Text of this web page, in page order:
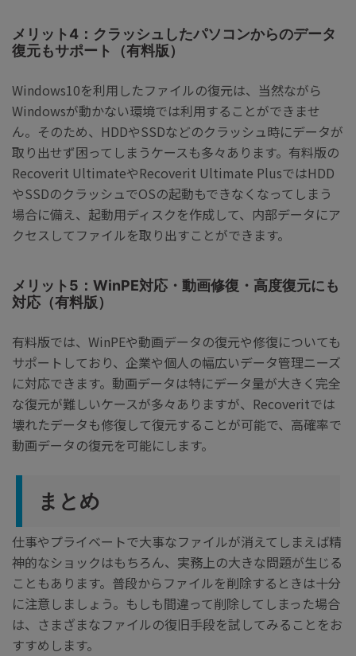
メリット4：クラッシュしたパソコンからのデータ
復元もサポート（有料版）
Windows10を利用したファイルの復元は、当然ながら
Windowsが動かない環境では利用することができませ
ん。そのため、HDDやSSDなどのクラッシュ時にデータが
取り出せず困ってしまうケースも多々あります。有料版の
Recoverit UltimateやRecoverit Ultimate PlusではHDD
やSSDのクラッシュでOSの起動もできなくなってしまう
場合に備え、起動用ディスクを作成して、内部データにア
クセスしてファイルを取り出すことができます。
メリット5：WinPE対応・動画修復・高度復元にも
対応（有料版）
有料版では、WinPEや動画データの復元や修復についても
サポートしており、企業や個人の幅広いデータ管理ニーズ
に対応できます。動画データは特にデータ量が大きく完全
な復元が難しいケースが多々ありますが、Recoveritでは
壊れたデータも修復して復元することが可能で、高確率で
動画データの復元を可能にします。
まとめ
仕事やプライベートで大事なファイルが消えてしまえば精
神的なショックはもちろん、実務上の大きな問題が生じる
こともあります。普段からファイルを削除するときは十分
に注意しましょう。もしも間違って削除してしまった場合
は、さまざまなファイルの復旧手段を試してみることをお
すすめします。